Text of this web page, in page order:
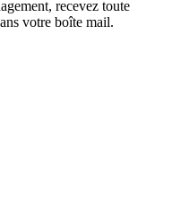
recevez toute
votre boîte mail.